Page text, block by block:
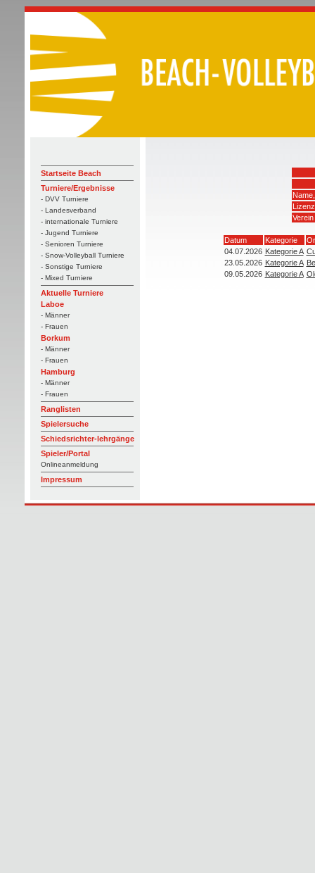
Startseite Beach
Turniere/Ergebnisse
- DVV Turniere
- Landesverband
- internationale Turniere
- Jugend Turniere
- Senioren Turniere
- Snow-Volleyball Turniere
- Sonstige Turniere
- Mixed Turniere
Aktuelle Turniere
Laboe
- Männer
- Frauen
Borkum
- Männer
- Frauen
Hamburg
- Männer
- Frauen
Ranglisten
Spielersuche
Schiedsrichter-lehrgänge
Spieler/Portal
Onlineanmeldung
Impressum
Verein
Datum Kategorie
04.07.2026 Kategorie A
23.05.2026 Kategorie A
09.05.2026 Kategorie A